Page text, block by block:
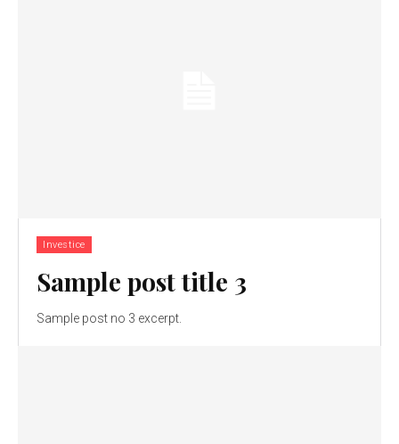
Investice
Sample post title 3
Sample post no 3 excerpt.